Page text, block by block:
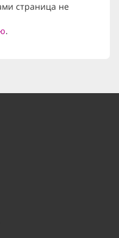
страница не
.